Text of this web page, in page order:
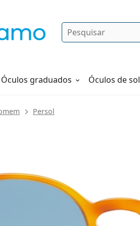
Pesquisar
Óculos graduados Óculos de sol
Persol